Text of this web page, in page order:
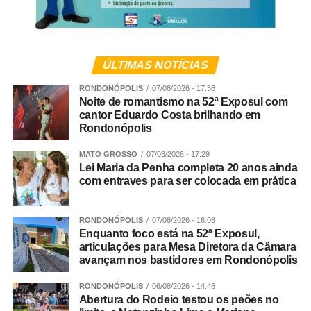
e TDAH
Para Andreia, estabelecer regras e dizer “não” continua
sendo uma das principais responsabilidades da família. A
diferença está na forma como esses limites são
apresentados.
“Ser firme não significa ser agressivo. Uma atitude
simples e muito eficaz é abaixar-se para ficar na altura da
criança, estabelecer contato visual e falar com uma voz
calma, mas segura. Depois, é importante procurar
compreender o que aconteceu e ajudar a criança a
reconhecer e nomear aquilo que está sentindo”, sugere
Andreia.
Segundo ela, acolher emoções como tristeza, medo,
frustração e raiva, sem abrir mão de regras claras e
ÚLTIMAS NOTÍCIAS
RONDONÓPOLIS 07/08/2026 - 17:36
Noite de romantismo na 52ª Exposul com
cantor Eduardo Costa brilhando em
Rondonópolis
MATO GROSSO 07/08/2026 - 17:29
Lei Maria da Penha completa 20 anos ainda
com entraves para ser colocada em prática
RONDONÓPOLIS 07/08/2026 - 16:08
Enquanto foco está na 52ª Exposul,
articulações para Mesa Diretora da Câmara
avançam nos bastidores em Rondonópolis
RONDONÓPOLIS 06/08/2026 - 14:46
Abertura do Rodeio testou os peões no